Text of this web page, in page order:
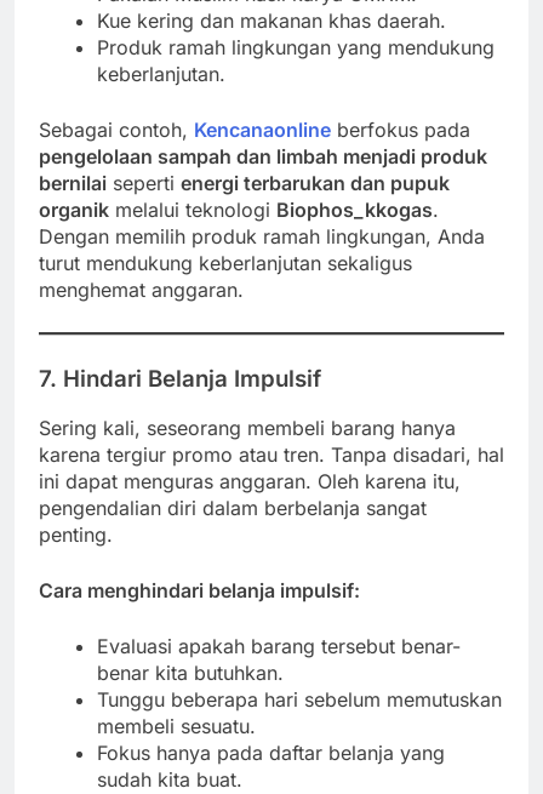
Kue kering dan makanan khas daerah.
Produk ramah lingkungan yang mendukung
keberlanjutan.
Sebagai contoh, Kencanaonline berfokus pada
pengelolaan sampah dan limbah menjadi produk
bernilai seperti energi terbarukan dan pupuk
organik melalui teknologi Biophos_kkogas.
Dengan memilih produk ramah lingkungan, Anda
turut mendukung keberlanjutan sekaligus
menghemat anggaran.
7. Hindari Belanja Impulsif
Sering kali, seseorang membeli barang hanya
karena tergiur promo atau tren. Tanpa disadari, hal
ini dapat menguras anggaran. Oleh karena itu,
pengendalian diri dalam berbelanja sangat
penting.
Cara menghindari belanja impulsif:
Evaluasi apakah barang tersebut benar-
benar kita butuhkan.
Tunggu beberapa hari sebelum memutuskan
membeli sesuatu.
Fokus hanya pada daftar belanja yang
sudah kita buat.